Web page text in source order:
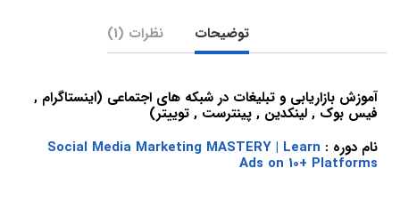
توضیحات نظرات (1)
آموزش بازاریابی و تبلیغات در شبکه های اجتماعی (اینستاگرام ,
فیس بوک , لینکدین , پینترست , توییتر)
نام دوره : Social Media Marketing MASTERY | Learn
Ads on 10+ Platforms